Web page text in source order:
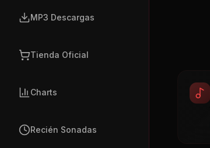
MP3 Descargas
Tienda Oficial
Charts
Recién Sonadas